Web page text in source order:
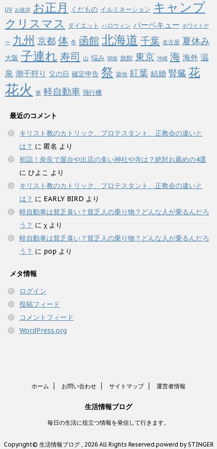
UV お彼岸 お正月 くだもの イルミネーション キャンプ
クリスマス ダイエット ハロウィン バーベキュー ホワイトデ
ー 九州 京都 体 冬 函館 北海道 千葉 名古屋 夏休み
大阪 子連れ 寿司 山 悩み 掃除 旅館 東京 沖縄 海 海外 温
泉 潮干狩り 父の日 確定申告 祭 築地 紅葉 結婚 腎臓 花
花火 車 軽自動車 飛行機
最近のコメント
キリスト教のカトリック、プロテスタント、正教会の違いと
は？ に 匿名 より
初詣！奈良で屋台や出店の多い神社や寺は？絶対お薦めの4選
に ひよこ より
キリスト教のカトリック、プロテスタント、正教会の違いと
は？ に EARLY BIRD より
軽自動車は貧乏臭い？貧乏人の乗り物？どんな人が乗るんだろ
う？ に χ より
軽自動車は貧乏臭い？貧乏人の乗り物？どんな人が乗るんだろ
う？ に pop より
メタ情報
ログイン
投稿フィード
コメントフィード
WordPress.org
ホーム お問い合わせ サイトマップ 運営者情報
生活情報ブログ
毎日の生活に役立つ情報を発信して行きます。
Copyright© 生活情報ブログ , 2026 All Rights Reserved.powerd by STINGER